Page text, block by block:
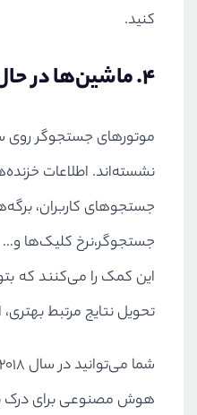
کنید.
۴.‌ ماشین‌ها در حال یادگیری هستند
موتورهای جستجوگر روی
نشسته‌اند. اطلاعات
جستجوهای کاربران،
جستجوگر،نرخ کلیک‌ها و…
این کمک را می‌کنند که
تحویل نتایج مرتبط
هوش مصنوعی برای درک